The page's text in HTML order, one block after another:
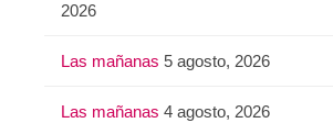
2026
Las mañanas 5 agosto, 2026
Las mañanas 4 agosto, 2026